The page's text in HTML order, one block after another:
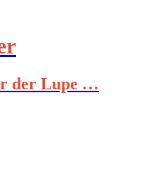
der Lupe …